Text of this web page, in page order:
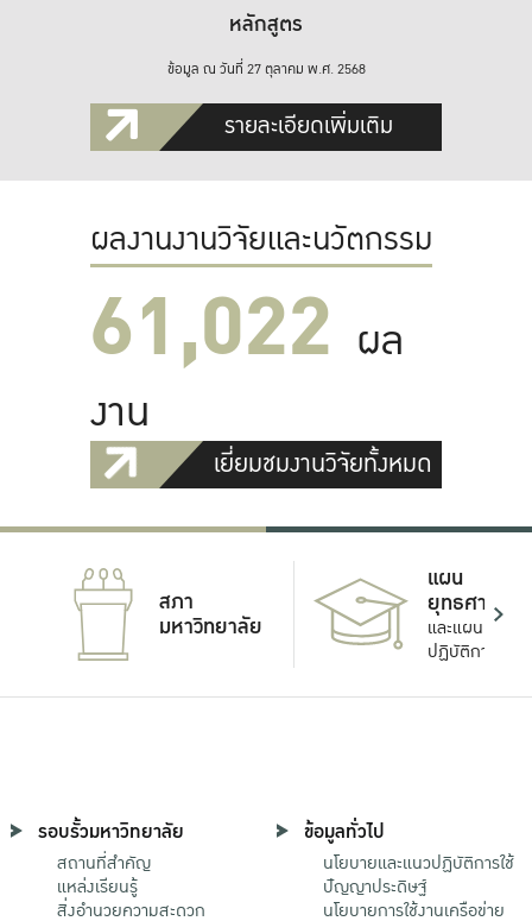
หลักสูตร
ข้อมูล ณ วันที่ 27 ตุลาคม พ.ศ. 2568
รายละเอียดเพิ่มเติม
ผลงานงานวิจัยและนวัตกรรม
61,022 ผล
งาน
เยี่ยมชมงานวิจัยทั้งหมด
สภา
มหาวิทยาลัย
แผน
ยุทธศาสตร์
และแผน
ปฏิบัติการ
รอบรั้วมหาวิทยาลัย
สถานที่สำคัญ
แหล่งเรียนรู้
สิ่งอำนวยความสะดวก
ข้อมูลทั่วไป
นโยบายและแนวปฏิบัติการใช้
ปัญญาประดิษฐ์
นโยบายการใช้งานเครือข่าย